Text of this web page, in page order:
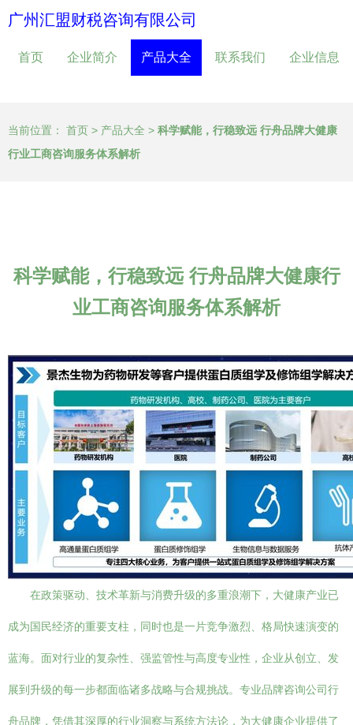
广州汇盟财税咨询有限公司
首页 企业简介 产品大全 联系我们 企业信息
当前位置： 首页 > 产品大全 > 科学赋能，行稳致远 行舟品牌大健康
行业工商咨询服务体系解析
科学赋能，行稳致远 行舟品牌大健康行
业工商咨询服务体系解析
在政策驱动、技术革新与消费升级的多重浪潮下，大健康产业已
成为国民经济的重要支柱，同时也是一片竞争激烈、格局快速演变的
蓝海。面对行业的复杂性、强监管性与高度专业性，企业从创立、发
展到升级的每一步都面临诸多战略与合规挑战。专业品牌咨询公司行
舟品牌，凭借其深厚的行业洞察与系统方法论，为大健康企业提供了